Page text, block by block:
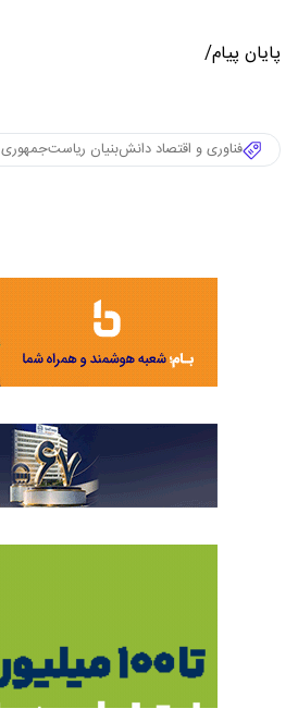
پایان پیام/
فناوری و اقتصاد دانش‌بنیان ریاست‌جمهوری